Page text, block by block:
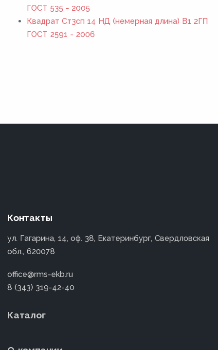
ГОСТ 535 - 2005
Квадрат Ст3сп 14 НД (немерная длина) В1 2ГП
ГОСТ 2591 - 2006
Контакты
ул. Гагарина, 14, оф. 38, Екатеринбург, Свердловская
обл., 620078
office@rms-ekb.ru
8 (343) 319-42-40
Каталог